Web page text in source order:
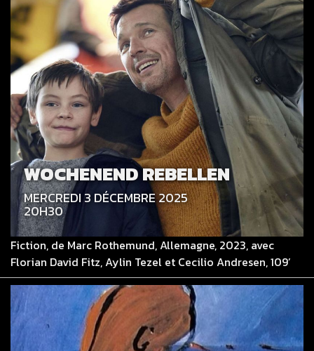
WOCHENEND REBELLEN
MERCREDI 3 DÉCEMBRE 2025
20H30
Fiction, de Marc Rothemund, Allemagne, 2023, avec
Florian David Fitz, Aylin Tezel et Cecilio Andresen, 109’